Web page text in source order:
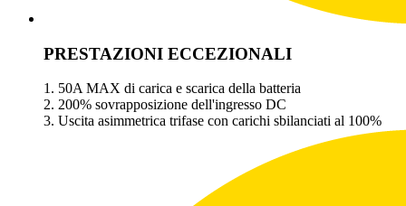
PRESTAZIONI ECCEZIONALI
1. 50A MAX di carica e scarica della batteria
2. 200% sovrapposizione dell'ingresso DC
3. Uscita asimmetrica trifase con carichi sbilanciati al 100%